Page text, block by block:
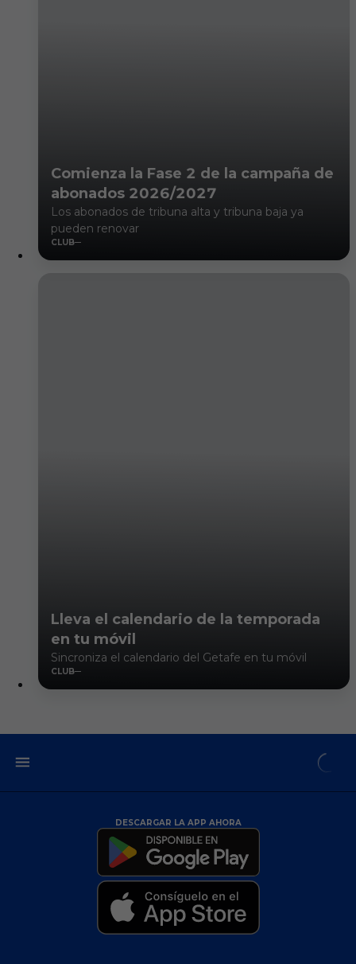
Comienza la Fase 2 de la campaña de
abonados 2026/2027
Los abonados de tribuna alta y tribuna baja ya
pueden renovar
CLUB
Lleva el calendario de la temporada
en tu móvil
Sincroniza el calendario del Getafe en tu móvil
CLUB
DESCARGAR LA APP AHORA